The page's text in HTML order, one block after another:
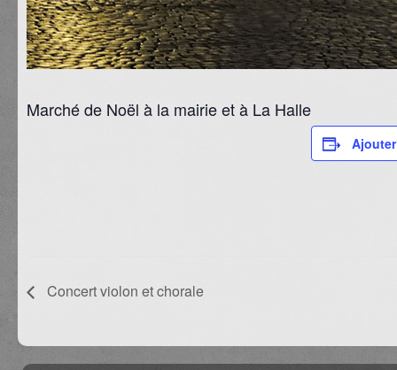
Marché de Noël à la mairie et à La Halle
Concert violon et chorale